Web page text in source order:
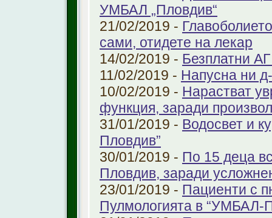
УМБАЛ „Пловдив“
21/02/2019 -
сами, отидете на лекар
14/02/2019 - Безплатни
11/02/2019 - Напусна ни
10/02/2019 - Нарастват
функция, заради
31/01/2019 - Водосвет и
Пловдив”
30/01/2019 - По 15 деца
Пловдив, заради
23/01/2019 - Пациенти с
Пулмологията в “УМБАЛ-